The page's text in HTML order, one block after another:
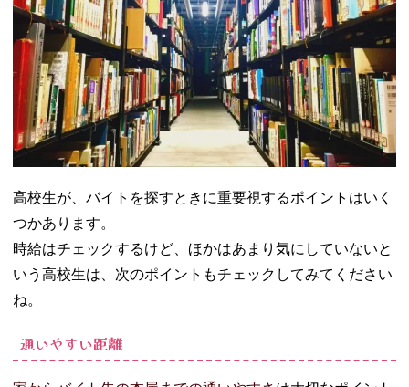
高校生が、バイトを探すときに重要視するポイントはいく
つかあります。
時給はチェックするけど、ほかはあまり気にしていないと
いう高校生は、次のポイントもチェックしてみてください
ね。
通いやすい距離